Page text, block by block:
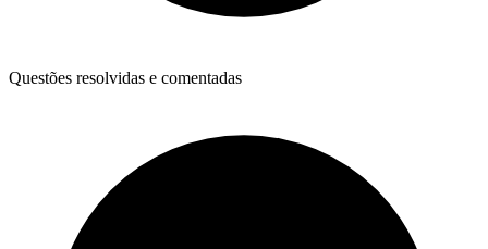
Questões resolvidas e comentadas